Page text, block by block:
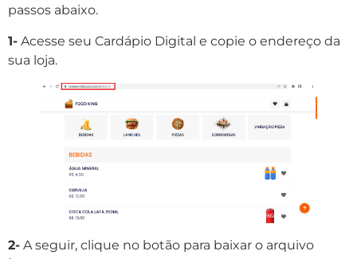
passos abaixo.
1- Acesse seu Cardápio Digital e copie o endereço da
sua loja.
2- A seguir, clique no botão para baixar o arquivo